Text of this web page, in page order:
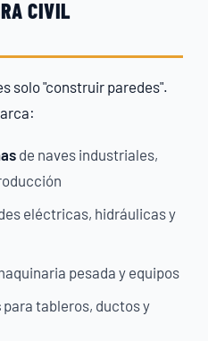
CIVIL
solo "construir paredes".
de naves industriales,
eléctricas, hidráulicas y
pesada y equipos
para tableros, ductos y